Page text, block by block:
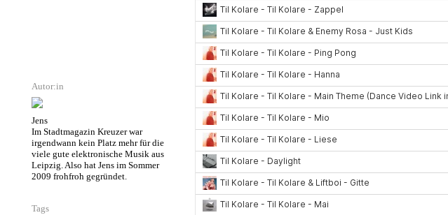
Autor:in
Jens
Im Stadtmagazin Kreuzer war
irgendwann kein Platz mehr für die
viele gute elektronische Musik aus
Leipzig. Also hat Jens im Sommer
2009 frohfroh gegründet.
Tags